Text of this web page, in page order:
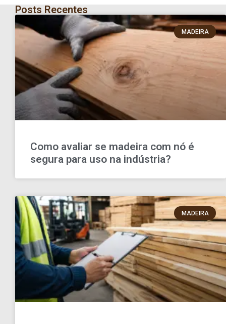
Posts Recentes
MADEIRA
Como avaliar se madeira com nó é
segura para uso na indústria?
MADEIRA